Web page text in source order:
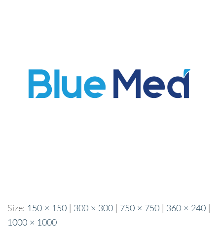
Size: 150 × 150 300 × 300 750 × 750 360 × 240
1000 × 1000